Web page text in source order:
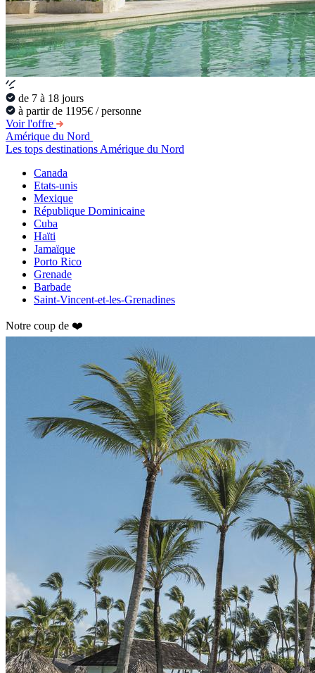
de 7 à 18 jours
à partir de 1195€ / personne
Voir l'offre
Amérique du Nord
Les tops destinations Amérique du Nord
Canada
Etats-unis
Mexique
République Dominicaine
Cuba
Haïti
Jamaïque
Porto Rico
Grenade
Barbade
Saint-Vincent-et-les-Grenadines
Notre coup de ❤️